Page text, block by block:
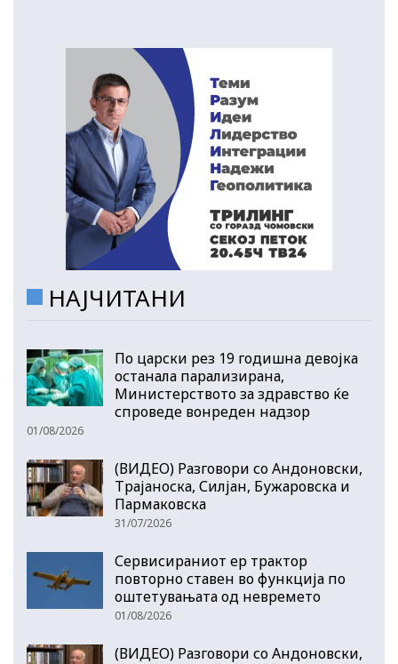
НАЈЧИТАНИ
По царски рез 19 годишна девојка
останала парализирана,
Министерството за здравство ќе
спроведе вонреден надзор
01/08/2026
(ВИДЕО) Разговори со Андоновски,
Трајаноска, Силјан, Бужаровска и
Пармаковска
31/07/2026
Сервисираниот ер трактор
повторно ставен во функција по
оштетувањата од невремето
01/08/2026
(ВИДЕО) Разговори со Андоновски,